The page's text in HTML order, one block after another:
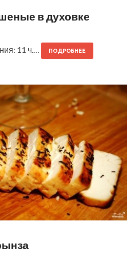
в духовке
11 ч.… ПОДРОБНЕЕ